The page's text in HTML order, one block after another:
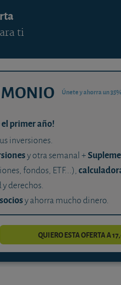
ti
Únete y ahorra un
primer año!
inversiones.
y otra semanal +
fondos, ETF...),
derechos.
y ahorra mucho dinero.
QUIERO ESTA OFERTA A